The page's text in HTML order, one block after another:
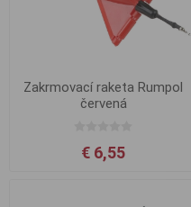
Zakrmovací raketa Rumpol
červená
€ 6,55